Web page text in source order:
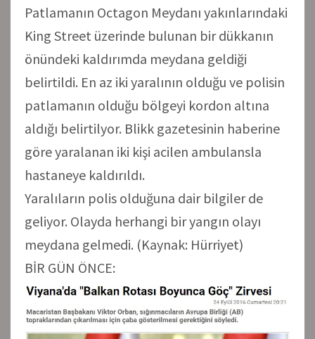
Patlamanın Octagon Meydanı yakınlarındaki
King Street üzerinde bulunan bir dükkanın
önündeki kaldırımda meydana geldiği
belirtildi. En az iki yaralının olduğu ve polisin
patlamanın olduğu bölgeyi kordon altına
aldığı belirtilyor. Blikk gazetesinin haberine
göre yaralanan iki kişi acilen ambulansla
hastaneye kaldırıldı.
Yaralıların polis olduğuna dair bilgiler de
geliyor. Olayda herhangi bir yangın olayı
meydana gelmedi. (Kaynak: Hürriyet)
BİR GÜN ÖNCE: